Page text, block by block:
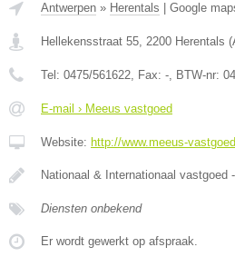
Antwerpen » Herentals Google
Hellekensstraat 55, 2200 Herentals (
Tel: 0475/561622, Fax: -, BTW-nr:
E-mail › Meeus vastgoed
Website: http://www.meeus-
Nationaal & Internationaal vastgoed
Diensten onbekend
Er wordt gewerkt op afspraak.